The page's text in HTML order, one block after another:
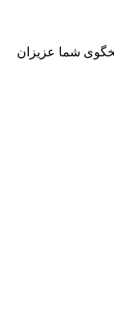
شما عزیزان